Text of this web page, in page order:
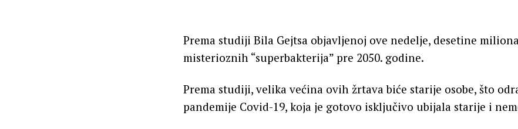
Prema studiji Bila Gejtsa objavljenoj ove nedelje, desetine
misterioznih “superbakterija” pre 2050. godine.
Prema studiji, velika većina ovih žrtava biće starije osobe, što
pandemije Covid-19, koja je gotovo isključivo ubijala starije i